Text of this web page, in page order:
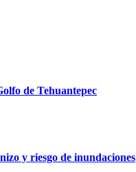
de Tehuantepec
y riesgo de inundaciones